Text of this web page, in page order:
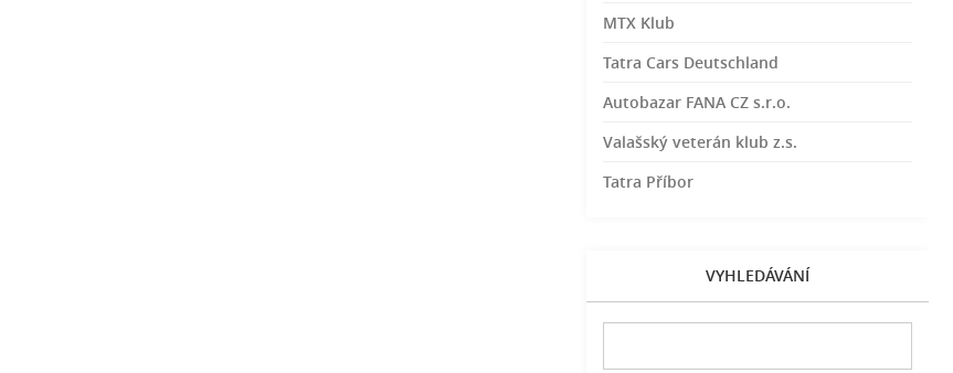
MTX Klub
Tatra Cars Deutschland
Autobazar FANA CZ s.r.o.
Valašský veterán klub z.s.
Tatra Příbor
VYHLEDÁVÁNÍ